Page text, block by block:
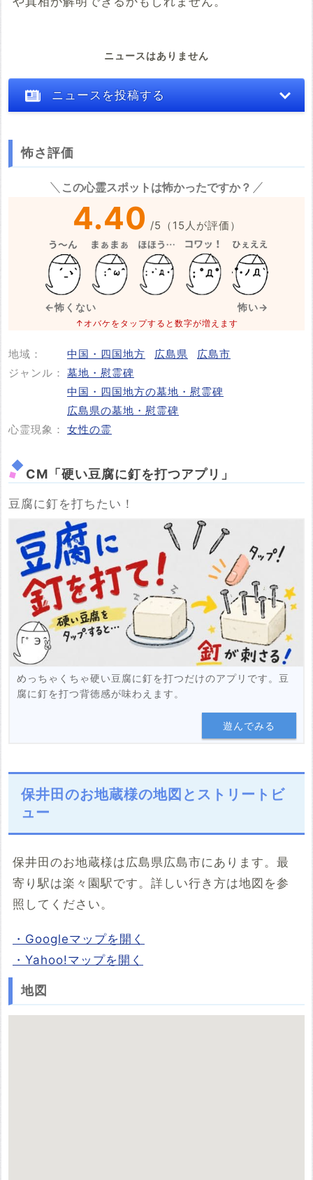
ニュースはありません
ニュースを投稿する
※心霊体験談や怖い話はコメント欄での投稿をお願いします。
※事件・事故が起きた日付
怖さ評価
この心霊スポットは怖かったですか？
4.40 /5 （ 15 人が評価）
←怖くない 怖い→
↑オバケをタップすると数字が増えます
地域： 中国・四国地方 広島県
広島市
ジャンル： 墓地・慰霊碑
中国・四国地方の墓地・慰霊碑
広島県の墓地・慰霊碑
心霊現象： 女性の霊
CM「硬い豆腐に釘を打つアプリ」
豆腐に釘を打ちたい！
めっちゃくちゃ硬い豆腐に釘を打つだけのアプリです。豆
腐に釘を打つ背徳感が味わえます。
遊んでみる
保井田のお地蔵様の地図とストリートビ
ュー
保井田のお地蔵様は広島県広島市にあります。最
寄り駅は楽々園駅です。詳しい行き方は地図を参
照してください。
・Googleマップを開く
・Yahoo!マップを開く
地図